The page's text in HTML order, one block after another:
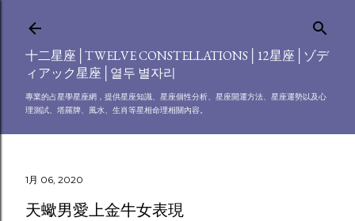
十二星座│TWELVE CONSTELLATIONS│12星座│ゾデ
ィアック星座│열두 별자리
專業的占星學星座網，提供星座知識、星座個性分析、星座開運方法、星座運勢以及心
理測試、塔羅牌、風水、生肖等星相命理相關內容。
1月 06, 2020
天蠍男愛上金牛女表現